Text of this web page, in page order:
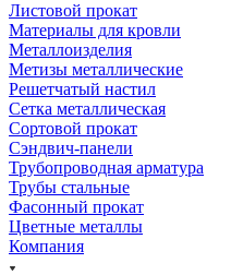
Листовой прокат
Материалы для кровли
Металлоизделия
Метизы металлические
Решетчатый настил
Сетка металлическая
Сортовой прокат
Сэндвич-панели
Трубопроводная арматура
Трубы стальные
Фасонный прокат
Цветные металлы
Компания